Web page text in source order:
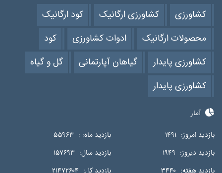
کشاورزی کشاورزی ارگانیک
کود ارگانیک
محصولات ارگانیک
ادوات کشاورزی
کود
کشاورزی پایدار
گیاهان آپارتمانی
گل و گیاه
کشاورزی پایدار
آمار
بازدید امروز: ۱۴۹۱ بازدید ماه: : ۵۵۹۶۳
بازدید دیروز: ۱۹۴۹ بازدید سال: ۱۵۷۶۹۳